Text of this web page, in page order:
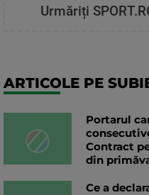
Urmăriți
ARTICOLE PE
Portarul
Contract
din
Ce a